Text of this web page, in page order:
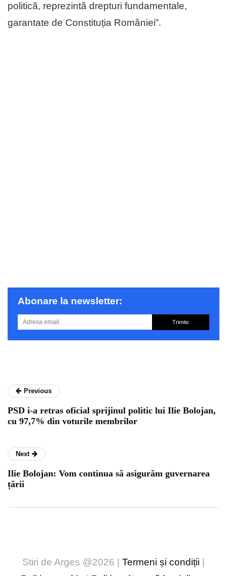
politică, reprezintă drepturi fundamentale,
garantate de Constituția României”.
Abonare la newsletter:
Trimite
Previous
PSD i-a retras oficial sprijinul politic lui Ilie Bolojan,
cu 97,7% din voturile membrilor
Next
Ilie Bolojan: Vom continua să asigurăm guvernarea
țării
Stiri de Arges @2026 | Termeni și condiții